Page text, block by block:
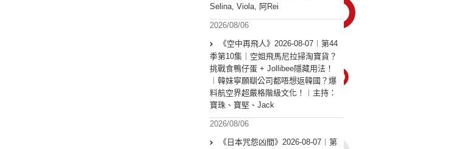
Selina, Viola, 阿Rei
2026/08/06
《空中再飛人》2026-08-07︱第44
季第10集｜空姐飛馬尼拉掃淘寶貨？
挑戰食鴨仔蛋 + Jollibee隱藏用法！
︱韓妹寧願瞓公司都唔想返韓國？爆
料航空界超嚴格階級文化！︱主持：
寶珠、寶堅、Jack
2026/08/06
《日本咒怨凶間》2026-08-07︱第